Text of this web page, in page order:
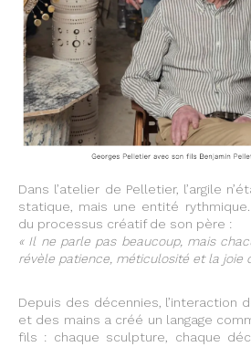
Dans l’atelier de Pelletier, l’argile
statique, mais une entité
du processus créatif de son père :
« Il ne parle pas beaucoup, mais
révèle patience, méticulosité et la joie
Depuis des décennies, l’interaction
et des mains a créé un langage
fils : chaque sculpture, chaque